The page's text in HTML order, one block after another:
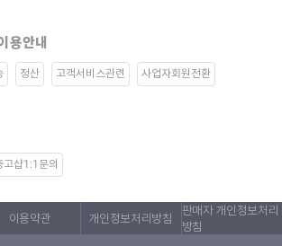
용안내
정산 고객서비스관련 사업자회원전환
고샵1:1문의
이용약관 개인정보처리방침
판매자 개인정보처리
방침